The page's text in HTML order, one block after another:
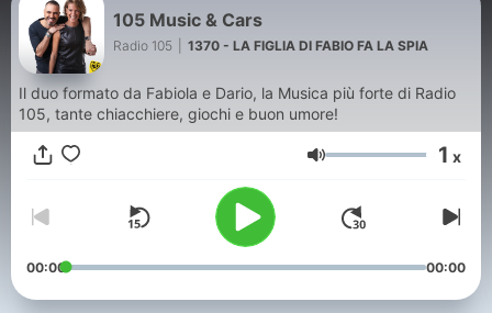
105 Music & Cars
Radio 105 1370 - LA FIGLIA DI FABIO FA LA SPIA
Il duo formato da Fabiola e Dario, la Musica più forte di Radio
105, tante chiacchiere, giochi e buon umore!
Volumen 1 x
00:00 00:00